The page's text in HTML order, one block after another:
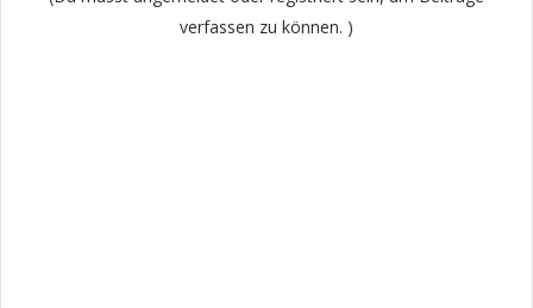
verfassen zu können. )